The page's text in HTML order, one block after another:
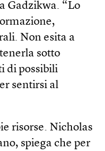
Gadzikwa. “Lo
Non esita a
sotto
di possibili
sentirsi al
risorse. Nicholas
spiega che per